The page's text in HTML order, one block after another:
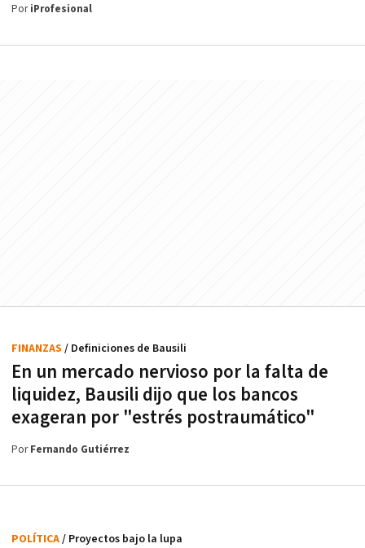
PoriProfesional
En un mercado nervioso por la falta de
liquidez, Bausili dijo que los bancos
exageran por "estrés postraumático"
FINANZAS / Definiciones de Bausili
PorFernando Gutiérrez
POLÍTICA/ Proyectos bajo la lupa